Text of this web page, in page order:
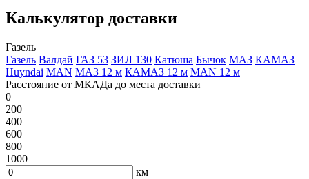
Калькулятор доставки
Газель
Газель Валдай ГАЗ 53 ЗИЛ 130 Катюша Бычок МАЗ КАМАЗ
Huyndai MAN МАЗ 12 м КАМАЗ 12 м MAN 12 м
Расстояние от МКАДа до места доставки
0
200
400
600
800
1000
км